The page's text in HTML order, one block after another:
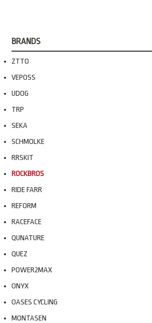
BRANDS
ZTTO
VEPOSS
UDOG
TRP
SEKA
SCHMOLKE
RRSKIT
ROCKBROS
RIDE FARR
REFORM
RACEFACE
QUNATURE
QUEZ
POWER2MAX
ONYX
OASES CYCLING
MONTASEN